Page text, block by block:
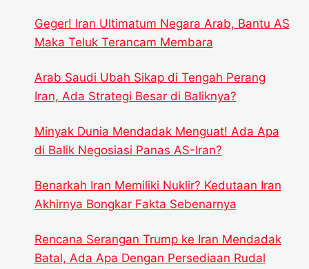
Geger! Iran Ultimatum Negara Arab, Bantu AS
Maka Teluk Terancam Membara
Arab Saudi Ubah Sikap di Tengah Perang
Iran, Ada Strategi Besar di Baliknya?
Minyak Dunia Mendadak Menguat! Ada Apa
di Balik Negosiasi Panas AS-Iran?
Benarkah Iran Memiliki Nuklir? Kedutaan Iran
Akhirnya Bongkar Fakta Sebenarnya
Rencana Serangan Trump ke Iran Mendadak
Batal, Ada Apa Dengan Persediaan Rudal